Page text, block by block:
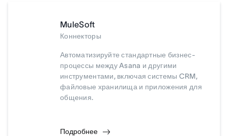
MuleSoft
Коннекторы
Автоматизируйте стандартные бизнес-
процессы между Asana и другими
инструментами, включая системы CRM,
файловые хранилища и приложения для
общения.
Подробнее